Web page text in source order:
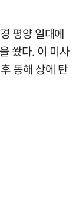
평양 일대에
쐈다. 이 미사
동해 상에 탄